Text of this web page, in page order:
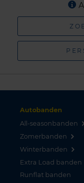
Autobanden
All-seasonbanden
Zomerbanden
Winterbanden
Extra Load banden
Runflat banden